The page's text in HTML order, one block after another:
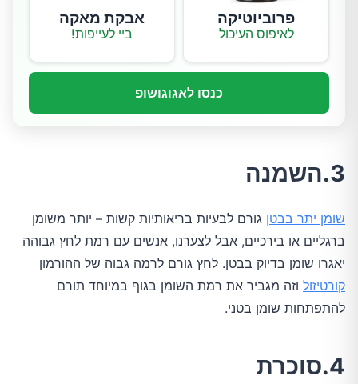
פרוביוטיקה
לאיפוס העיכול
אבקת מאקה
ביי לעייפות!
כנסו לאגוגושופ
3.השמנה
שומן יתר בבטן גורם לבעיות בריאותיות קשות – יותר משומן
ברגליים או בירכיים, אבל לצערנו, אנשים עם רמת לחץ גבוהה
יאגרו שומן בדיוק בבטן. לחץ גורם לרמה גבוה של ההורמון
קורטיזול וזה מגביר את רמת השומן בגוף במיוחד תורם
להתפתחות שומן בטני.
4.סוכרת